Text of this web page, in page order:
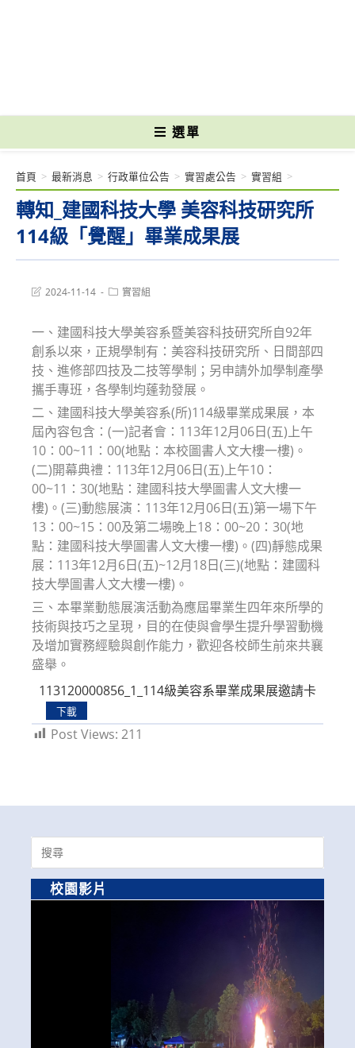
選單
轉知_建國科技大學 美容科技研究所
114級「覺醒」畢業成果展
首頁 > 最新消息 > 行政單位公告 > 實習處公告 > 實習組 >
Post2024-11-14
Post實習組
一、建國科技大學美容系暨美容科技研究所自92年
創系以來，正規學制有：美容科技研究所、日間部四
技、進修部四技及二技等學制；另申請外加學制產學
攜手專班，各學制均蓬勃發展。
二、建國科技大學美容系(所)114級畢業成果展，本
屆內容包含：(一)記者會：113年12月06日(五)上午
10：00~11：00(地點：本校圖書人文大樓一樓)。
(二)開幕典禮：113年12月06日(五)上午10：
00~11：30(地點：建國科技大學圖書人文大樓一
樓)。(三)動態展演：113年12月06日(五)第一場下午
13：00~15：00及第二場晚上18：00~20：30(地
點：建國科技大學圖書人文大樓一樓)。(四)靜態成果
展：113年12月6日(五)~12月18日(三)(地點：建國科
技大學圖書人文大樓一樓)。
三、本畢業動態展演活動為應屆畢業生四年來所學的
技術與技巧之呈現，目的在使與會學生提升學習動機
及增加實務經驗與創作能力，歡迎各校師生前來共襄
盛舉。
113120000856_1_114級美容系畢業成果展邀請卡
下載
Post Views: 211
Search
for:
校園影片